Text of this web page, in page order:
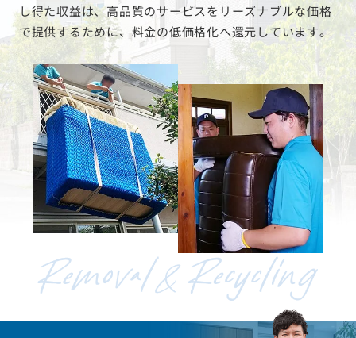
し得た収益は、高品質のサービスをリーズナブルな価格
で提供するために、料金の低価格化へ還元しています。